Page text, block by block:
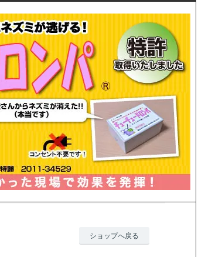
ショップへ戻る